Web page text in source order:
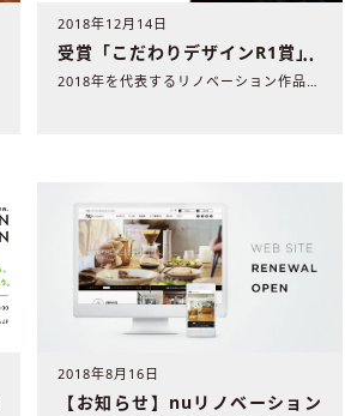
2018年12月14日
受賞「こだわりデザインR1賞」
2018年8月16日
【お知らせ】nuリノベーション